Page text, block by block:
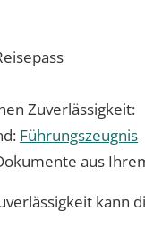
Zuverlässigkeit:
Führungszeugnis
aus
kann